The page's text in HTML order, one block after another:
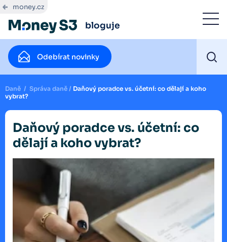
money.cz
bloguje
Odebírat novinky
Daně / Správa daně / Daňový poradce vs. účetní: co dělají a koho
vybrat?
Daňový poradce vs. účetní: co
dělají a koho vybrat?